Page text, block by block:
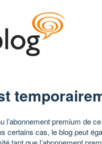
l’abonnement premium de
certains cas, le blog peut